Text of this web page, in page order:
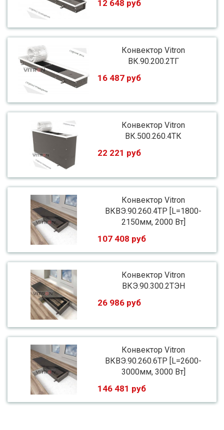
12 648 руб
Конвектор Vitron
ВК.90.200.2ТГ
16 487 руб
Конвектор Vitron
ВК.500.260.4ТК
22 221 руб
Конвектор Vitron
ВКВЭ.90.260.4ТР [L=1800-
2150мм, 2000 Вт]
107 408 руб
Конвектор Vitron
ВКЭ.90.300.2ТЭН
26 986 руб
Конвектор Vitron
ВКВЭ.90.260.6ТР [L=2600-
3000мм, 3000 Вт]
146 481 руб